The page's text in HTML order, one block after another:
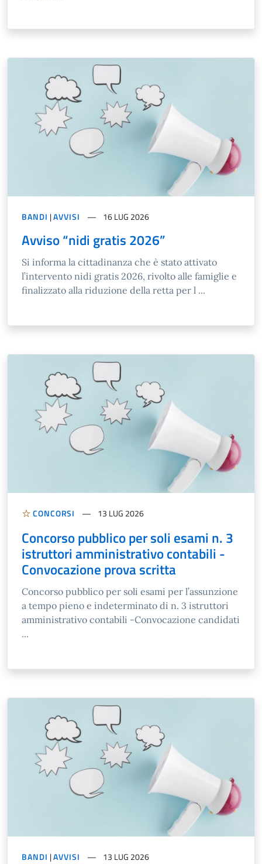
BANDI |AVVISI 16 LUG 2026
Avviso “nidi gratis 2026”
Si informa la cittadinanza che è stato attivato
l’intervento nidi gratis 2026, rivolto alle famiglie e
finalizzato alla riduzione della retta per l ...
CONCORSI 13 LUG 2026
Concorso pubblico per soli esami n. 3
istruttori amministrativo contabili -
Convocazione prova scritta
Concorso pubblico per soli esami per l’assunzione
a tempo pieno e indeterminato di n. 3 istruttori
amministrativo contabili -Convocazione candidati
...
BANDI |AVVISI 13 LUG 2026